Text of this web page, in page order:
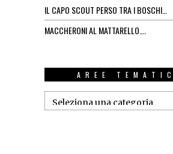
IL CAPO SCOUT PERSO TRA I BOSCHI…
MACCHERONI AL MATTARELLO….
AREE